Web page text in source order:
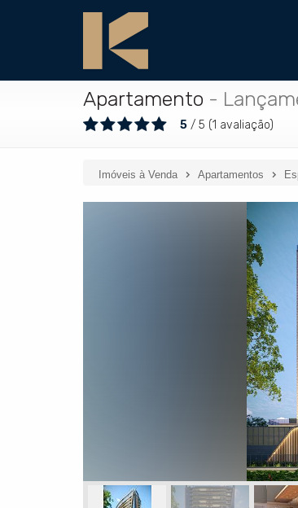
Apartamento -
5 / 5 (1 avaliação)
Imóveis à Venda Apartamentos